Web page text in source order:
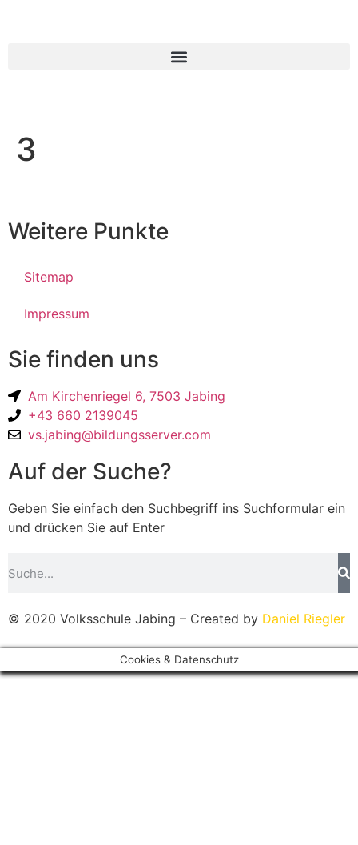
3
Weitere Punkte
Sitemap
Impressum
Sie finden uns
Am Kirchenriegel 6, 7503 Jabing
+43 660 2139045
vs.jabing@bildungsserver.com
Auf der Suche?
Geben Sie einfach den Suchbegriff ins Suchformular ein
und drücken Sie auf Enter
© 2020 Volksschule Jabing – Created by Daniel Riegler
Cookies & Datenschutz